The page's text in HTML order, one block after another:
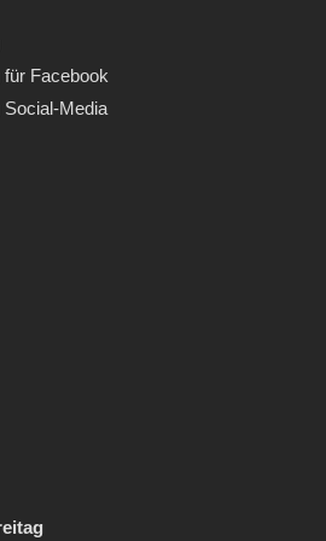
Facebook
Media